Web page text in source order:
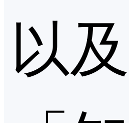
以及